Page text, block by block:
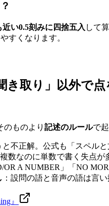
い0.5刻みに四捨五入 して
すくなります。
き取り」以外で点
のものより 記述のルールで
と不正解。公式も「スペル
複数なのに単数で書く失点が
OR A NUMBER」「NO
：設問の語と音声の語は言
』